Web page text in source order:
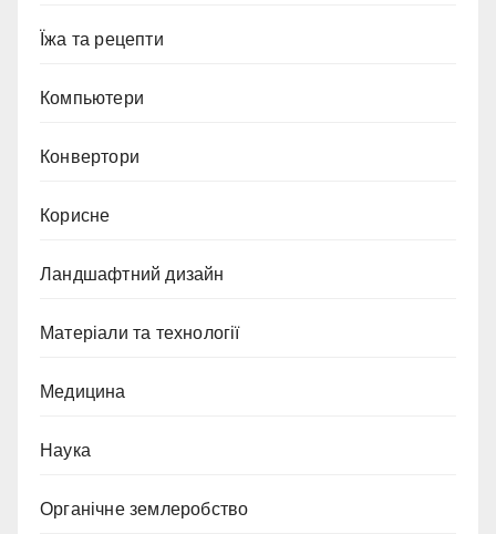
Їжа та рецепти
Компьютери
Конвертори
Корисне
Ландшафтний дизайн
Матеріали та технології
Медицина
Наука
Органічне землеробство